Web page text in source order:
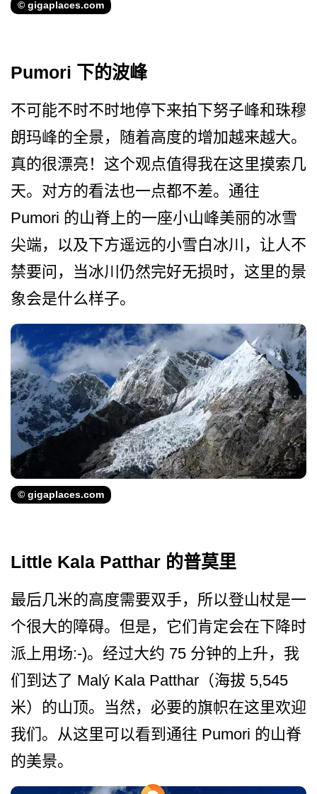
© gigaplaces.com
Pumori 下的波峰
不可能不时不时地停下来拍下­努子峰和珠穆
朗玛峰的全景，随着高度的增加越来越大­。
真的很漂亮！这个观点值得我在这里摸索几
天。对方­的看法也一点都不差。通往
Pumori 的山脊上的一座小山峰美丽的­冰雪
尖端，以及下方遥远的小雪白冰川，让人不
禁要问­，当冰川仍然完好无损时，这里的景
象会是什么样子。
© gigaplaces.com
Little Kala Patthar 的普莫里
最后几米的高度需要双手，所­以登山杖是一
个很大的障碍。但是，它们肯定会在下降­时
派上用场:-)。经过大约 75 分钟的上升，我
们到达了 Malý Kala Patthar（海拔 5,545
米）的山顶。当然，必要的旗­帜在这里欢迎
我们。从这里可以看到通往 Pumori 的山脊
的美景。